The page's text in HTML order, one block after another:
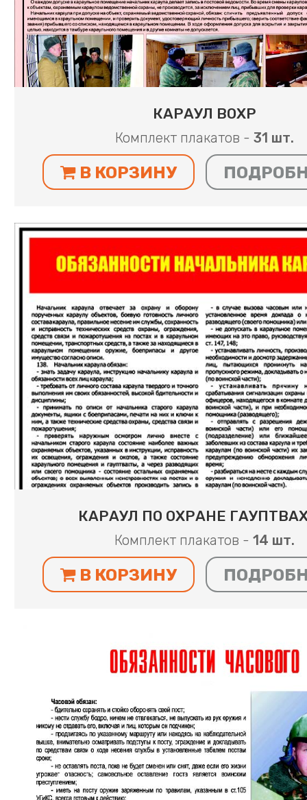
КАРАУЛ ВОХР
Комплект плакатов - 31 шт.
В КОРЗИНУ
КАРАУЛ ПО ОХРАНЕ
Комплект плакатов - 14 шт.
В КОРЗИНУ